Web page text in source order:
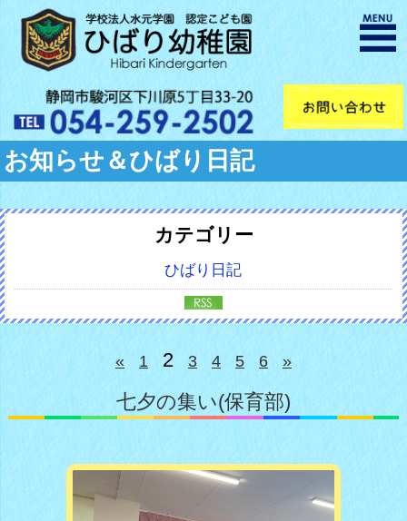
お知らせ＆ひばり日記
« 1 2 3 4 5 6 »
七夕の集い(保育部)
カテゴリー
ひばり日記